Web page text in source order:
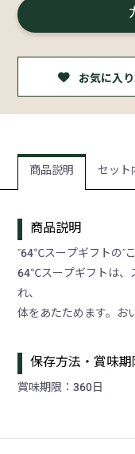
お気に入り
商品説明 セット
商品説明
“64℃スープギフトの“
64℃スープギフトは、
れ、
体をあたためます。お
保存方法・賞味期
賞味期限：360日